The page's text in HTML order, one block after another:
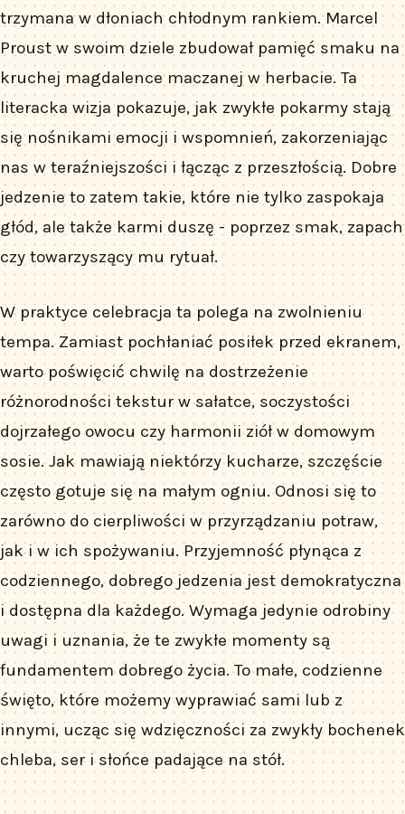
trzymana w dłoniach chłodnym rankiem. Marcel
Proust w swoim dziele zbudował pamięć smaku na
kruchej magdalence maczanej w herbacie. Ta
literacka wizja pokazuje, jak zwykłe pokarmy stają
się nośnikami emocji i wspomnień, zakorzeniając
nas w teraźniejszości i łącząc z przeszłością. Dobre
jedzenie to zatem takie, które nie tylko zaspokaja
głód, ale także karmi duszę - poprzez smak, zapach
czy towarzyszący mu rytuał.
W praktyce celebracja ta polega na zwolnieniu
tempa. Zamiast pochłaniać posiłek przed ekranem,
warto poświęcić chwilę na dostrzeżenie
różnorodności tekstur w sałatce, soczystości
dojrzałego owocu czy harmonii ziół w domowym
sosie. Jak mawiają niektórzy kucharze, szczęście
często gotuje się na małym ogniu. Odnosi się to
zarówno do cierpliwości w przyrządzaniu potraw,
jak i w ich spożywaniu. Przyjemność płynąca z
codziennego, dobrego jedzenia jest demokratyczna
i dostępna dla każdego. Wymaga jedynie odrobiny
uwagi i uznania, że te zwykłe momenty są
fundamentem dobrego życia. To małe, codzienne
święto, które możemy wyprawiać sami lub z
innymi, ucząc się wdzięczności za zwykły bochenek
chleba, ser i słońce padające na stół.